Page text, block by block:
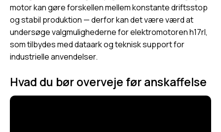
motor kan gøre forskellen mellem konstante driftsstop
og stabil produktion — derfor kan det være værd at
undersøge valgmulighederne forelektromotoren h17rl,
som tilbydes med dataark og teknisk support for
industrielle anvendelser.
Hvad du bør overveje før anskaffelse